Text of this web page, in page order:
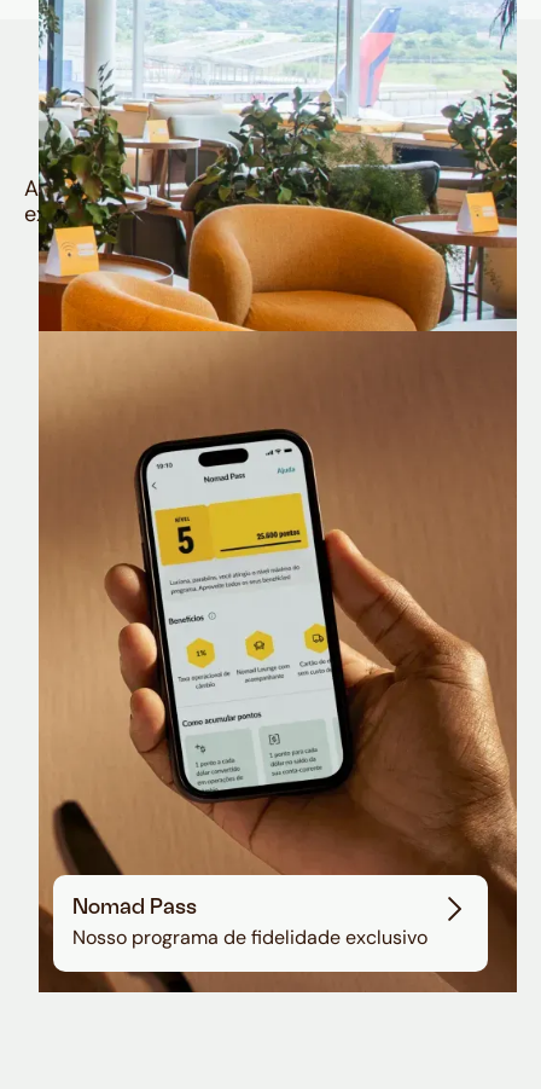
Quem é Nomad tem
muito mais
Aproveite todos os benefícios e vantagens
exclusivas da sua Conta Internacional
Nomad Lounge
Sala VIP no Aeroporto de Guarulhos
Nomad Pass
Nosso programa de fidelidade exclusivo